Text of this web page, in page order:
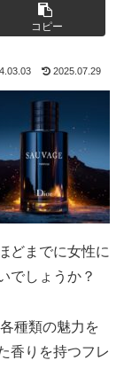
コピー
2025.07.29
どまでに女性に
でしょうか？
種類の魅力を
香りを持つフレ